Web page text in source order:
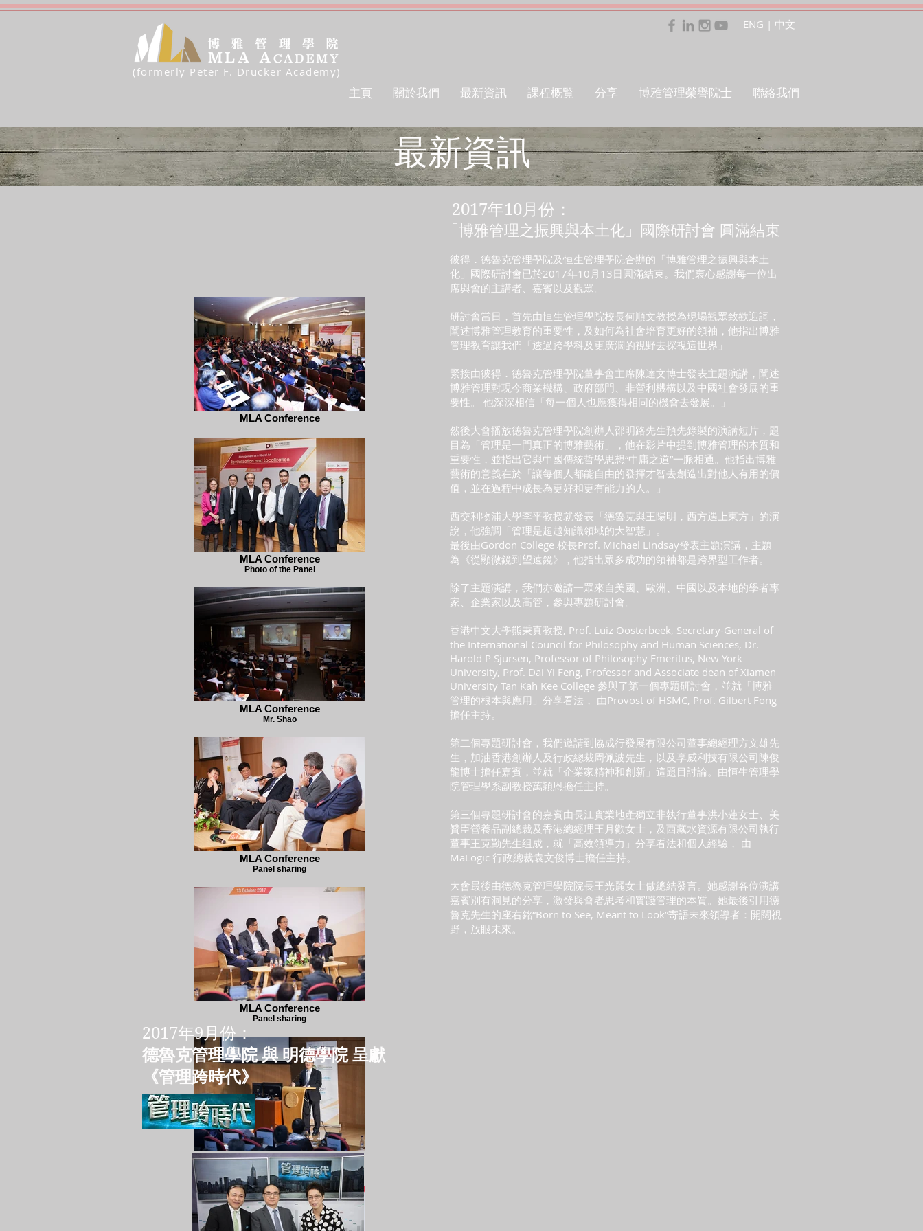
(formerly Peter F. Drucker Academy)
ENG | 中文
主頁 關於我們 最新資訊 課程概覧 分享 博雅管理榮譽院士 聯絡我們
最新資訊
MLA Conference
MLA Conference
Photo of the Panel
MLA Conference
Mr. Shao
MLA Conference
Panel sharing
MLA Conference
Panel sharing
MLA Conference
Dr. Darwin Chen
2017年9月份：
德魯克管理學院 與 明德學院 呈獻
《管理跨時代》
2017年10月份：
「博雅管理之振興與本土化」國際研討會 圓滿結束
彼得．德魯克管理學院及恒生管理學院合辦的「博雅管理之振興與本土
化」國際研討會已於2017年10月13日圓滿結束。我們衷心感謝每一位出
席與會的主講者、嘉賓以及觀眾。
研討會當日，首先由恒生管理學院校長何順文教授為現場觀眾致歡迎詞，
闡述博雅管理教育的重要性，及如何為社會培育更好的領袖，他指出博雅
管理教育讓我們「透過跨學科及更廣濶的視野去探視這世界」
緊接由彼得．德魯克管理學院董事會主席陳達文博士發表主題演講，闡述
博雅管理對現今商業機構、政府部門、非營利機構以及中國社會發展的重
要性。 他深深相信「每一個人也應獲得相同的機會去發展。」
然後大會播放德魯克管理學院創辦人邵明路先生預先錄製的演講短片，題
目為「管理是一門真正的博雅藝術」，他在影片中提到博雅管理的本質和
重要性，並指出它與中國傳統哲學思想“中庸之道”一脈相通。他指出博雅
藝術的意義在於「讓每個人都能自由的發揮才智去創造出對他人有用的價
值，並在過程中成長為更好和更有能力的人。」
西交利物浦大學李平教授就發表「德魯克與王陽明，西方遇上東方」的演
說，他強調「管理是超越知識領域的大智慧」。
最後由Gordon College 校長Prof. Michael Lindsay發表主題演講，主題
為《從顯微鏡到望遠鏡》，他指出眾多成功的領袖都是跨界型工作者。
除了主題演講，我們亦邀請一眾來自美國、歐洲、中國以及本地的學者專
家、企業家以及高管，參與專題研討會。
香港中文大學熊秉真教授, Prof. Luiz Oosterbeek, Secretary-General of
the International Council for Philosophy and Human Sciences, Dr.
Harold P Sjursen, Professor of Philosophy Emeritus, New York
University, Prof. Dai Yi Feng, Professor and Associate dean of Xiamen
University Tan Kah Kee College 參與了第一個專題研討會，並就「博雅
管理的根本與應用」分享看法， 由Provost of HSMC, Prof. Gilbert Fong
擔任主持。
第二個專題研討會，我們邀請到協成行發展有限公司董事總經理方文雄先
生，加油香港創辦人及行政總裁周佩波先生，以及享威利技有限公司陳俊
龍博士擔任嘉賓，並就「企業家精神和創新」這題目討論。由恒生管理學
院管理學系副教授萬穎恩擔任主持。
第三個專題研討會的嘉賓由長江實業地產獨立非執行董事洪小蓮女士、美
贊臣營養品副總裁及香港總經理王月歡女士，及西藏水資源有限公司執行
董事王克勤先生组成，就「高效領導力」分享看法和個人經驗， 由
MaLogic 行政總裁袁文俊博士擔任主持。
大會最後由德魯克管理學院院長王光麗女士做總結發言。她感謝各位演講
嘉賓別有洞見的分享，激發與會者思考和實踐管理的本質。她最後引用德
魯克先生的座右銘“Born to See, Meant to Look”寄語未來領導者：開闊視
野，放眼未來。